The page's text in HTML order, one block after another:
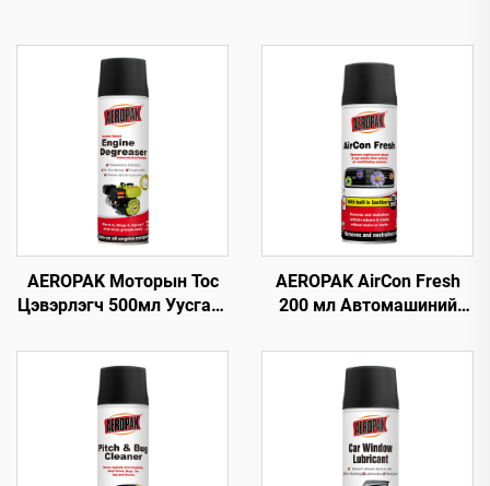
AEROPAK Моторын Тос
Цэвэрлэгч 500мл Уусгагч
Цэвэрлэгч Тос Цэвэрлэх
Хэрэгсэл
AEROPAK AirCon Fresh
200 мл Автомашиний
шинэчлэх хэрэгсэл